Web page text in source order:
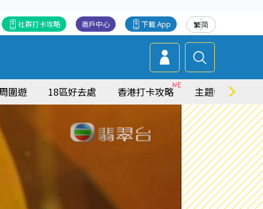
繁简
下載 App
商戶中心
社群打卡攻略
圍遊 18區好去處 香港打卡攻略 主題特集